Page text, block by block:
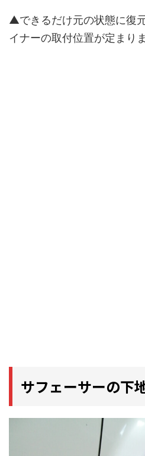
▲できるだけ元の状態に復
イナーの取付位置が定まり
サフェーサーの下